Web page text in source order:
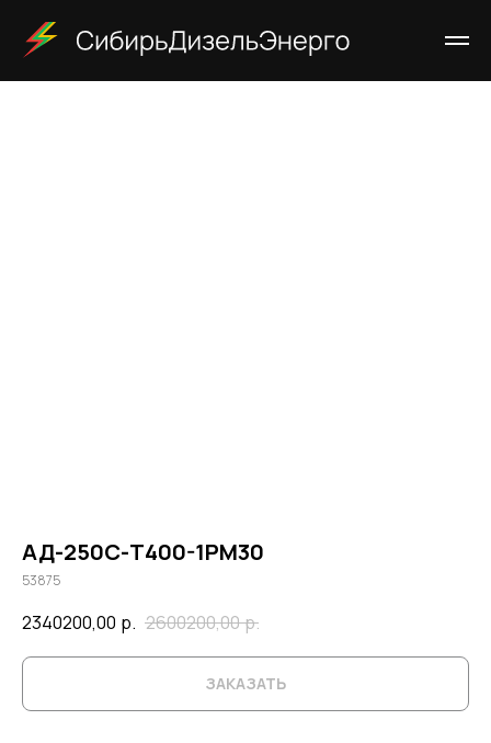
АД-250С-Т400-1РМ30
53875
2340200,00 р. 2600200,00р.
ЗАКАЗАТЬ